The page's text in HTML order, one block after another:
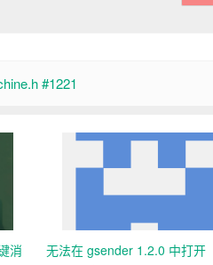
#1221
消
无法在 gsender 1.2.0 中打开